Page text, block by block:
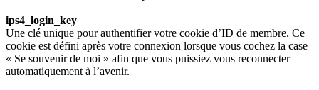
ips4_login_key
Une clé unique pour authentifier votre cookie d’ID de membre. Ce
cookie est défini après votre connexion lorsque vous cochez la case
« Se souvenir de moi » afin que vous puissiez vous reconnecter
automatiquement à l’avenir.